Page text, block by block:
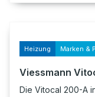
Heizung Marken &
Viessmann
Die Vitocal 200-A